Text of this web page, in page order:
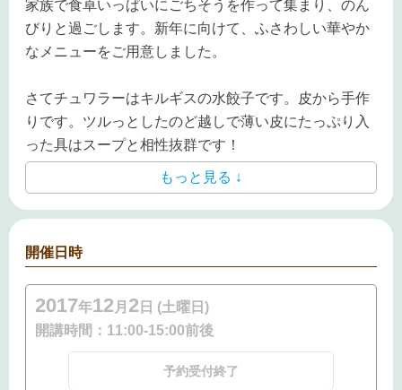
家族で食卓いっぱいにごちそうを作って集まり、のん
びりと過ごします。新年に向けて、ふさわしい華やか
なメニューをご用意しました。
さてチュワラーはキルギスの水餃子です。皮から手作
りです。ツルっとしたのど越しで薄い皮にたっぷり入
った具はスープと相性抜群です！
もっと見る ↓
開催日時
2017年12月 2 日 (土曜日)
開講時間： 11:00-15:00前後
予約受付終了